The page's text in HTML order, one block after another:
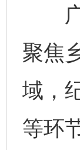
广
聚焦
域，
等环